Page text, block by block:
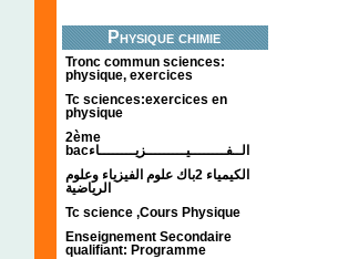
Physique chimie
Tronc commun sciences:
physique, exercices
Tc sciences:exercices en
physique
2ème
bacالــفــــــــيـــــــــزيــــــــاء
الكيمياء 2باك علوم الفيزياء وعلوم
الرياضية
Tc science ,Cours Physique
Enseignement Secondaire
qualifiant: Programme